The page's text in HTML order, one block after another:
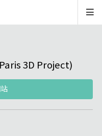
3D Project)